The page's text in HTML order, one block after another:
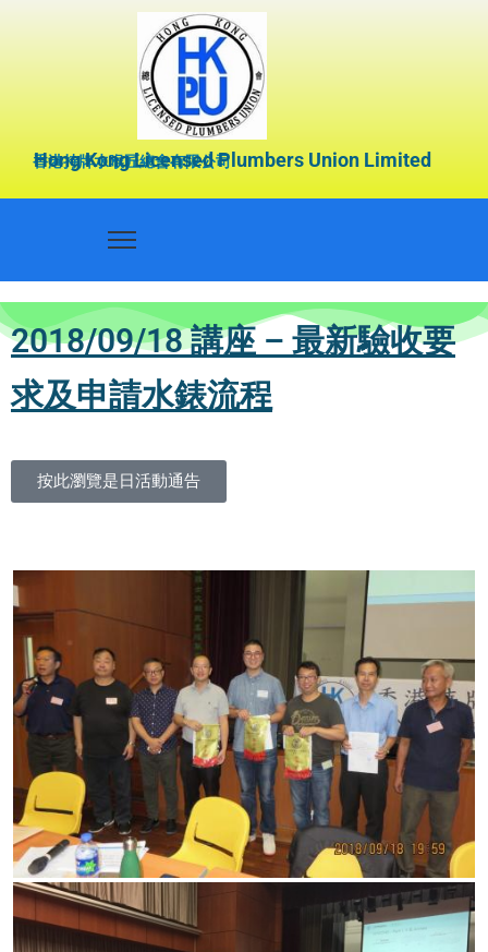
香港持牌水喉匠總會有限公司
Hong Kong Licensed Plumbers Union Limited
2018/09/18 講座 – 最新驗收要
求及申請水錶流程
按此瀏覽是日活動通告